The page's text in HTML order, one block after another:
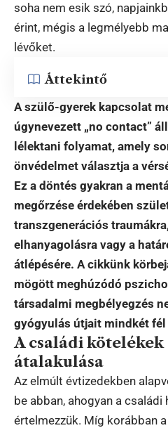
soha nem esik szó,
érint, mégis a legmélyebb
lévőket.
Áttekintő
A szülő-gyerek kapcsolat
úgynevezett „no contact”
lélektani folyamat, amely
önvédelmet választja a
Ez a döntés gyakran a
megőrzése érdekében
transzgenerációs
elhanyagolásra vagy a
átlépésére. A cikkünk
mögött meghúzódó
társadalmi megbélyegzés
gyógyulás útjait mindkét fél
A családi
átalakulása
Az elmúlt évtizedekben
be abban, ahogyan a
értelmezzük. Míg korábban